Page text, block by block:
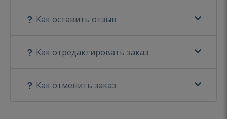
Как оставить отзыв
Как отредактировать заказ
Как отменить заказ